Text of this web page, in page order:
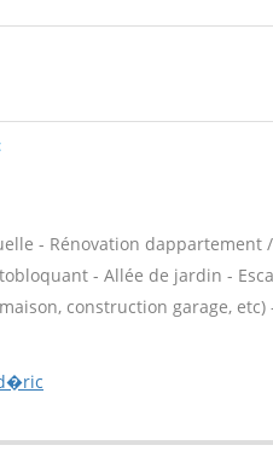
- Rénovation
- Allée de jardin -
construction garage,